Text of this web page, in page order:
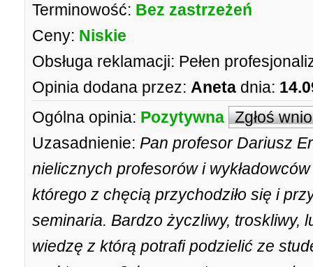
Terminowość: Bez zastrzeżeń
Ceny: Niskie
Obsługa reklamacji: Pełen
Opinia dodana przez: Aneta dnia:
Ogólna opinia: Pozytywna Zgłoś
Uzasadnienie: Pan profesor Dariusz
nielicznych profesorów i
którego z chęcią przychodziło się i
seminaria. Bardzo życzliwy, troskliwy,
wiedzę z którą potrafi podzielić ze